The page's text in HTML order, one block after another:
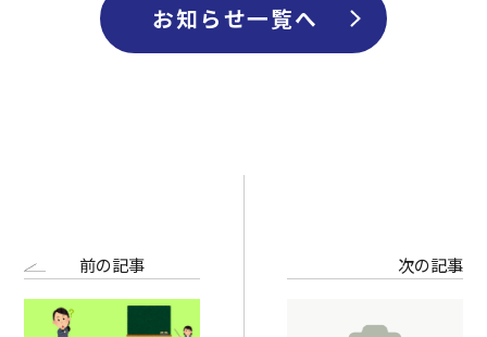
お知らせ一覧へ
前の記事 次の記事